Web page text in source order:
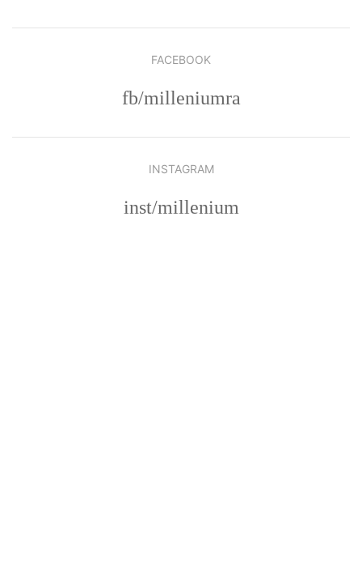
FACEBOOK
fb/milleniumra
INSTAGRAM
inst/millenium